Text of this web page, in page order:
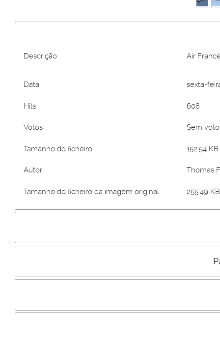
Descrição Air
Data sexta-
Hits 608
Votos Sem
Tamanho do ficheiro 152.54
Autor Thomas
Tamanho do ficheiro da imagem original 255.49
Incluir imagem :
Os